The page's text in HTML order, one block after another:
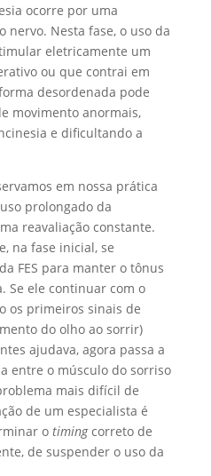
ocorre por uma
nervo. Nesta fase, o uso da
eletricamente um
ou que contrai em
desordenada pode
movimento anormais,
e dificultando a
em nossa prática
prolongado da
reavaliação constante.
na fase inicial, se
FES para manter o tônus
Se ele continuar com o
os primeiros sinais de
do olho ao sorrir)
ajudava, agora passa a
entre o músculo do sorriso
mais difícil de
de um especialista é
o timingcorreto de
de suspender o uso da